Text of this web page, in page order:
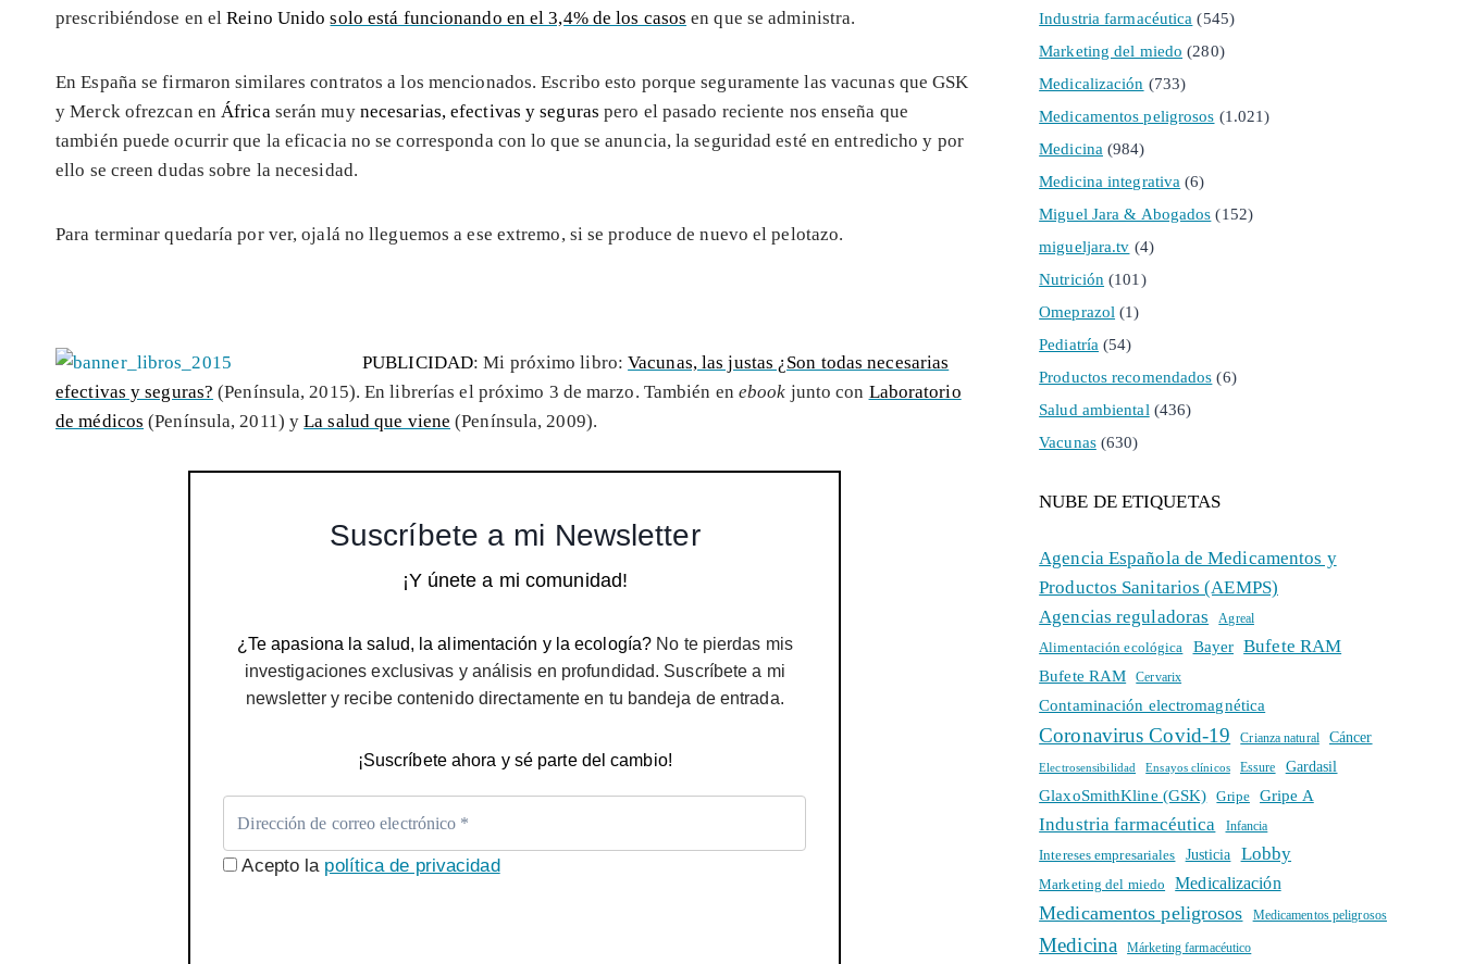
prescribiéndose en elReino Unido solo está funcionando en el 3,4% de los casos en que se administra.
En España se firmaron similares contratos a los mencionados. Escribo esto porque seguramente las vacunas que GSK
y Merck ofrezcan enÁfricaserán muynecesarias, efectivas y seguras pero el pasado reciente nos enseña que
también puede ocurrir que la eficacia no se corresponda con lo que se anuncia, la seguridad esté en entredicho y por
ello se creen dudas sobre la necesidad.
Para terminar quedaría por ver, ojalá no lleguemos a ese extremo, si se produce de nuevo el pelotazo.
PUBLICIDAD: Mi próximo libro:Vacunas, las justas ¿Son todas necesarias
efectivas y seguras? (Península, 2015). En librerías el próximo 3 de marzo. También en ebook junto con Laboratorio
de médicos (Península, 2011) yLa salud que viene (Península, 2009).
Suscríbete a mi Newsletter
¡Y únete a mi comunidad!
¿Te apasiona la salud, la alimentación y la ecología? No te pierdas mis
investigaciones exclusivas y análisis en profundidad. Suscríbete a mi
newsletter y recibe contenido directamente en tu bandeja de entrada.
¡Suscríbete ahora y sé parte del cambio!
Acepto la política de privacidad
Industria farmacéutica (545)
Marketing del miedo (280)
Medicalización (733)
Medicamentos peligrosos (1.021)
Medicina (984)
Medicina integrativa (6)
Miguel Jara & Abogados (152)
migueljara.tv (4)
Nutrición (101)
Omeprazol (1)
Pediatría (54)
Productos recomendados (6)
Salud ambiental (436)
Vacunas(630)
NUBE DE ETIQUETAS
Agencia Española de Medicamentos y
Productos Sanitarios (AEMPS)
Agencias reguladoras
Agreal
Alimentación ecológica Bayer Bufete RAM
Bufete RAM Cervarix
Contaminación electromagnética
Coronavirus Covid-19 Crianza natural Cáncer
Electrosensibilidad Ensayos clínicos Essure Gardasil
GlaxoSmithKline (GSK) Gripe Gripe A
Industria farmacéutica Infancia
Intereses empresariales Justicia Lobby
Marketing del miedo Medicalización
Medicamentos peligrosos Medicamentos peligrosos
Medicina Márketing farmacéutico